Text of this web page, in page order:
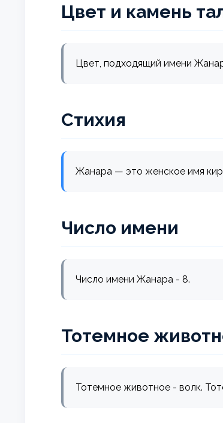
Цвет и камень
Цвет, подходящий имени
Стихия
Жанара — это женское имя
Число имени
Число имени Жанара - 8.
Тотемное
Тотемное животное - волк.